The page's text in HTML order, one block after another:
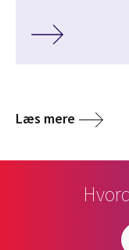
Læs mere